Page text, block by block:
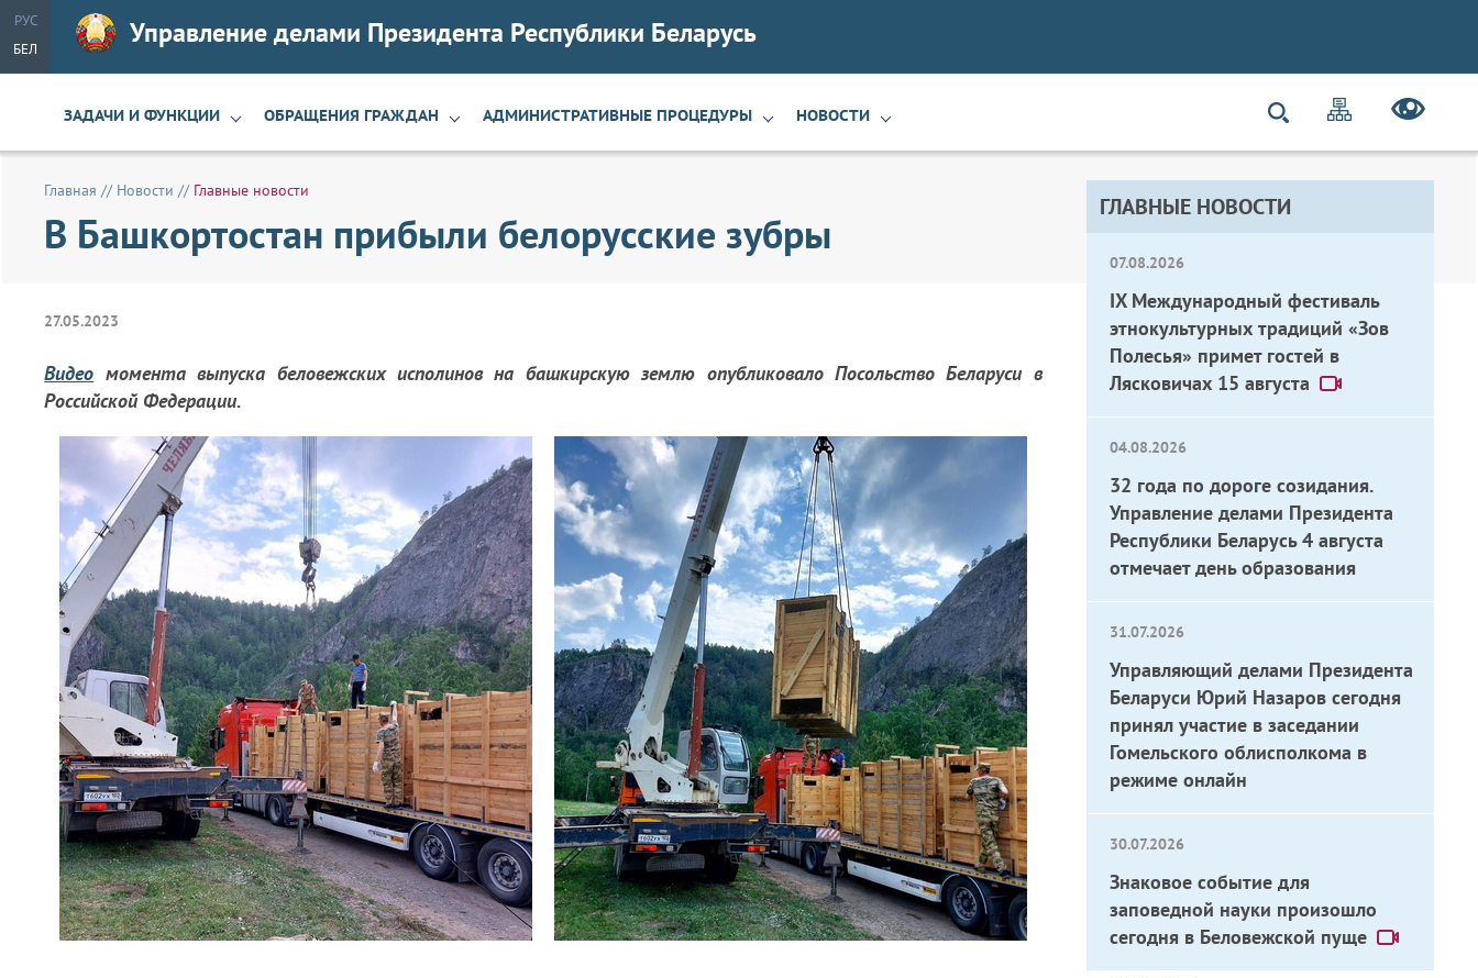
РУС
БЕЛ
Управление делами Президента Республики Беларусь
ЗАДАЧИ И ФУНКЦИИ ОБРАЩЕНИЯ ГРАЖДАН АДМИНИСТРАТИВНЫЕ ПРОЦЕДУРЫ НОВОСТИ
ГЛАВНЫЕ НОВОСТИ
07.08.2026
IX Международный фестиваль
этнокультурных традиций «Зов
Полесья» примет гостей в
Лясковичах 15 августа
04.08.2026
32 года по дороге созидания.
Управление делами Президента
Республики Беларусь 4 августа
отмечает день образования
31.07.2026
Управляющий делами Президента
Беларуси Юрий Назаров сегодня
принял участие в заседании
Гомельского облисполкома в
режиме онлайн
30.07.2026
Знаковое событие для
заповедной науки произошло
сегодня в Беловежской пуще
Главная // Новости // Главные новости
В Башкортостан прибыли белорусские зубры
27.05.2023
Видео момента выпуска беловежских исполинов на башкирскую землю опубликовало Посольство Беларуси в
Российской Федерации.